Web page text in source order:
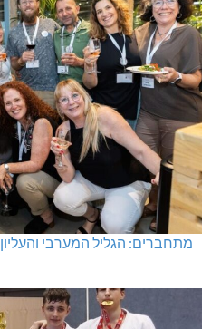
מתחברים: הגליל המערבי והעליון